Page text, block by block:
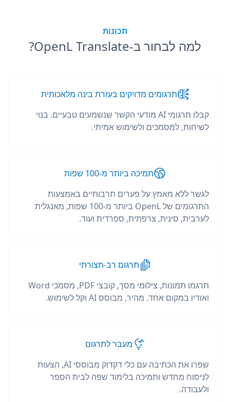
תכונות
למה לבחור ב-OpenL Translate?
תרגומים מדויקים בעזרת בינה מלאכותית
קבלו תרגומי AI מודעי הקשר שנשמעים טבעיים. בנוי
לשיחות, למסמכים ולשימוש אמיתי.
תמיכה ביותר מ-100 שפות
לגשר ללא מאמץ על פערים תרבותיים באמצעות
התרגומים של OpenL ביותר מ-100 שפות, מאנגלית
לערבית, סינית, צרפתית, ספרדית ועוד.
תרגום רב-תצורתי
תרגמו תמונות, צילומי מסך, קובצי PDF, מסמכי Word
ואודיו במקום אחד. מהיר, מבוסס AI וקל לשימוש.
מעבר לתרגום
שפרו את הכתיבה עם כלי דקדוק מבוססי AI, הצעות
לניסוח מחדש ותמיכה בלימוד שפה לבית הספר
ולעבודה.